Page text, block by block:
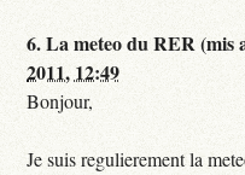
6.La meteo du RER
2011, 12:49
Bonjour,
Je suis regulierement la